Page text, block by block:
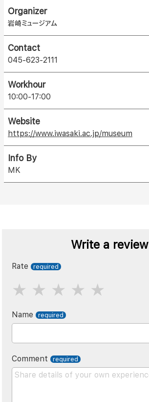
Organizer
岩崎ミュージアム
Contact
045-623-2111
Workhour
10:00-17:00
Website
https://www.iwasaki.ac.jp/museum
Info By
MK
Write a review
Rate
Name
Comment